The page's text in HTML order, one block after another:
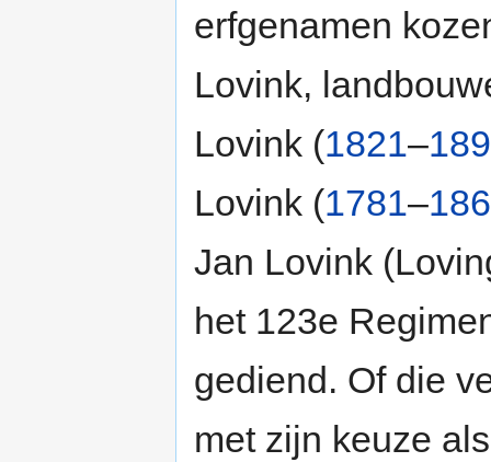
erfgenamen
Lovink,
Lovink (1821–
Lovink (1781–
Jan Lovink
het 123e
gediend. Of die
met zijn keuze